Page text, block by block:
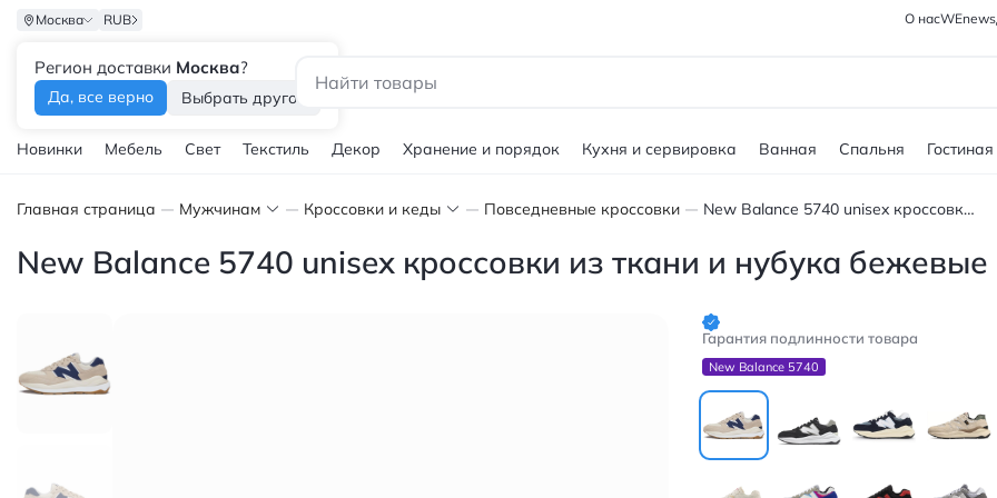
Москва
Регион доставки Москва?
Да, все верно Выбрать другой
RUB О насWEnews
Новинки Мебель Свет Текстиль Декор Хранение и порядок Кухня и сервировка Ванная Спальня Гостиная
Главная страница Мужчинам Кроссовки и кеды Повседневные кроссовки New Balance 5740 unisex кроссовки из ткани и нубука бежевые
New Balance 5740 unisex кроссовки из ткани и нубука бежевые
Гарантия подлинности товара
New Balance 5740